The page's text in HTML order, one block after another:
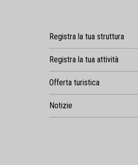
Registra la tua struttura
Registra la tua attività
Offerta turistica
Notizie